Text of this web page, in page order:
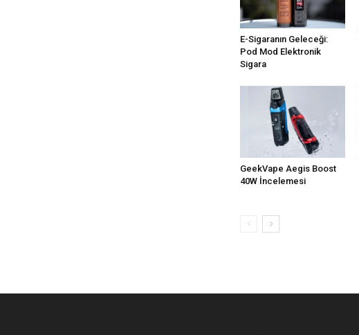
E-Sigaranın Geleceği:
Pod Mod Elektronik
Sigara
GeekVape Aegis Boost
40W İncelemesi